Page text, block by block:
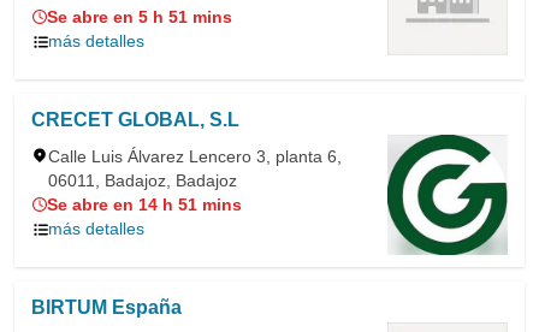
Se abre en 5 h 51 mins
más detalles
CRECET GLOBAL, S.L
Calle Luis Álvarez Lencero 3, planta 6,
06011, Badajoz, Badajoz
Se abre en 14 h 51 mins
más detalles
BIRTUM España